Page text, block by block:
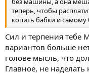
теперь, чтобы
копить бабки и самому
Сил и терпения тебе
вариантов больше
голове мысль, что
Главное, не наделать